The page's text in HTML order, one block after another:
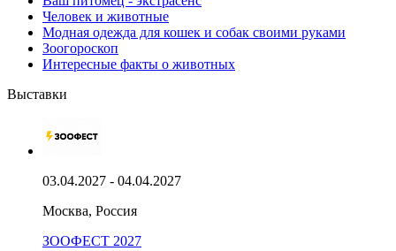
Человек и животные
Модная одежда для кошек и собак своими руками
Зоогороскоп
Интересные факты о животных
Выставки
03.04.2027 - 04.04.2027
Москва, Россия
ЗООФЕСТ 2027